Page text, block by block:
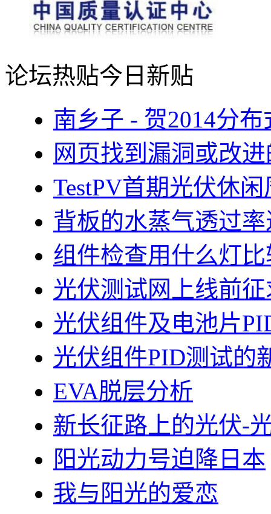
论坛热贴今日新贴
南乡子 - 贺2014分
网页找到漏洞或改
TestPV首期光伏休
背板的水蒸气透过
组件检查用什么灯
光伏测试网上线前
光伏组件及电池片
光伏组件PID测试的
EVA脱层分析
新长征路上的光伏-
阳光动力号迫降日本
我与阳光的爱恋